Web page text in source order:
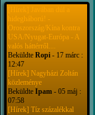
[Hírek] Javában dúl a
hidegháború! -
Oroszország/Kína kontra
USA/Nyugat-Európa - A
valós háttérről....
Beküldte Ropi - 17 márc :
12:47
[Hírek] Nagyházi Zoltán
közleménye
Beküldte Ipam - 05 máj :
07:58
[Hírek] Tíz százalékkal